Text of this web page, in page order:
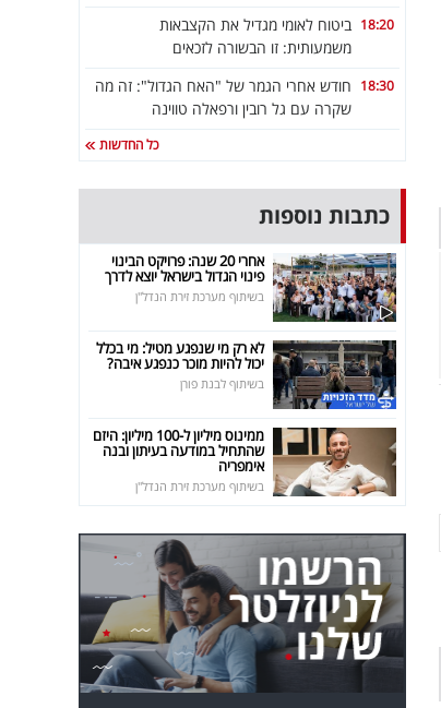
18:20 ביטוח לאומי מגדיל את הקצבאות
משמעותית: זו הבשורה לזכאים
18:30 חודש אחרי הגמר של "האח הגדול": זה מה
שקרה עם גל רובין ורפאלה טווינה
כל החדשות
כתבות נוספות
אחרי 20 שנה: פרויקט הבינוי
פינוי הגדול בישראל יוצא לדרך
בשיתוף מערכת זירת הנדל"ן
לא רק מי שנפגע מטיל: מי בכלל
יכול להיות מוכר כנפגע איבה?
בשיתוף לבנת פורן
ממינוס מיליון ל-100 מיליון: היזם
שהתחיל במודעה בעיתון ובנה
אימפריה
בשיתוף מערכת זירת הנדל"ן